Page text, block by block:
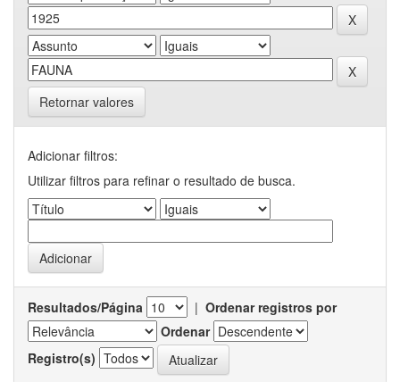
Retornar valores
Adicionar filtros:
Utilizar filtros para refinar o resultado de busca.
Resultados/Página | Ordenar registros por
Ordenar
Registro(s)